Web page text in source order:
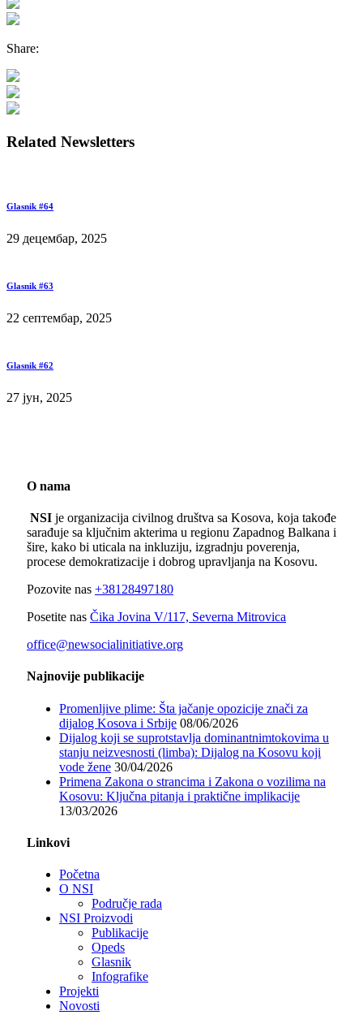
Share:
Related Newsletters
Glasnik #64
29 децембар, 2025
Glasnik #63
22 септембар, 2025
Glasnik #62
27 јун, 2025
O nama
NSI je organizacija civilnog društva sa Kosova, koja takođe
sarađuje sa ključnim akterima u regionu Zapadnog Balkana i
šire, kako bi uticala na inkluziju, izgradnju poverenja,
procese demokratizacije i dobrog upravljanja na Kosovu.
Pozovite nas +38128497180
Posetite nas Čika Jovina V/117, Severna Mitrovica
office@newsocialinitiative.org
Najnovije publikacije
Promenljive plime: Šta jačanje opozicije znači za
dijalog Kosova i Srbije 08/06/2026
Dijalog koji se suprotstavlja dominantnimtokovima u
stanju neizvesnosti (limba): Dijalog na Kosovu koji
vode žene 30/04/2026
Primena Zakona o strancima i Zakona o vozilima na
Kosovu: Ključna pitanja i praktične implikacije
13/03/2026
Linkovi
Početna
O NSI
Područje rada
NSI Proizvodi
Publikacije
Opeds
Glasnik
Infografike
Projekti
Novosti